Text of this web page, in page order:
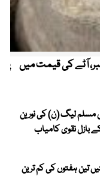
آٹے کی قیمت میں
الیکشن ، ایل اے 27 میں مسلم لیگ (ن) کی نورین
تین ہفتوں کی کم ترین